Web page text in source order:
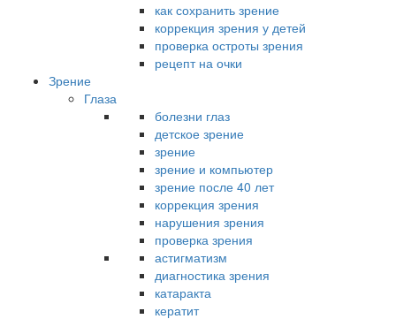
как сохранить зрение
коррекция зрения у детей
проверка остроты зрения
рецепт на очки
Зрение
Глаза
болезни глаз
детское зрение
зрение
зрение и компьютер
зрение после 40 лет
коррекция зрения
нарушения зрения
проверка зрения
астигматизм
диагностика зрения
катаракта
кератит